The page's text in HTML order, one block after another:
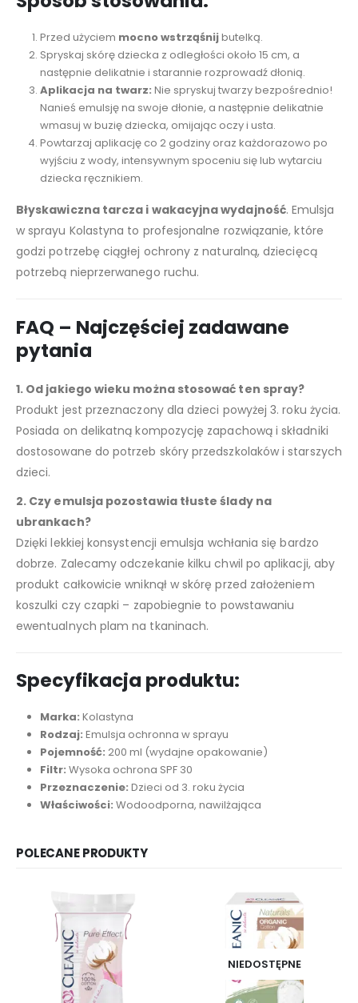
Przed użyciem mocno wstrząśnijbutelką.
Spryskaj skórę dziecka z odległości około 15 cm, a
następnie delikatnie i starannie rozprowadź dłonią.
Aplikacja na twarz: Nie spryskuj twarzy bezpośrednio!
Nanieś emulsję na swoje dłonie, a następnie delikatnie
wmasuj w buzię dziecka, omijając oczy i usta.
Powtarzaj aplikację co 2 godziny oraz każdorazowo po
wyjściu z wody, intensywnym spoceniu się lub wytarciu
dziecka ręcznikiem.
Błyskawiczna tarcza i wakacyjna wydajność. Emulsja
w sprayu Kolastyna to profesjonalne rozwiązanie, które
godzi potrzebę ciągłej ochrony z naturalną, dziecięcą
potrzebą nieprzerwanego ruchu.
FAQ – Najczęściej zadawane
pytania
1. Od jakiego wieku można stosować ten spray?
Produkt jest przeznaczony dla dzieci powyżej 3. roku życia.
Posiada on delikatną kompozycję zapachową i składniki
dostosowane do potrzeb skóry przedszkolaków i starszych
dzieci.
2. Czy emulsja pozostawia tłuste ślady na
ubrankach?
Dzięki lekkiej konsystencji emulsja wchłania się bardzo
dobrze. Zalecamy odczekanie kilku chwil po aplikacji, aby
produkt całkowicie wniknął w skórę przed założeniem
koszulki czy czapki – zapobiegnie to powstawaniu
ewentualnych plam na tkaninach.
Specyfikacja produktu:
Marka: Kolastyna
Rodzaj: Emulsja ochronna w sprayu
Pojemność: 200 ml (wydajne opakowanie)
Filtr: Wysoka ochrona SPF 30
Przeznaczenie: Dzieci od 3. roku życia
Właściwości: Wodoodporna, nawilżająca
POLECANE PRODUKTY
NIEDOSTĘPNE